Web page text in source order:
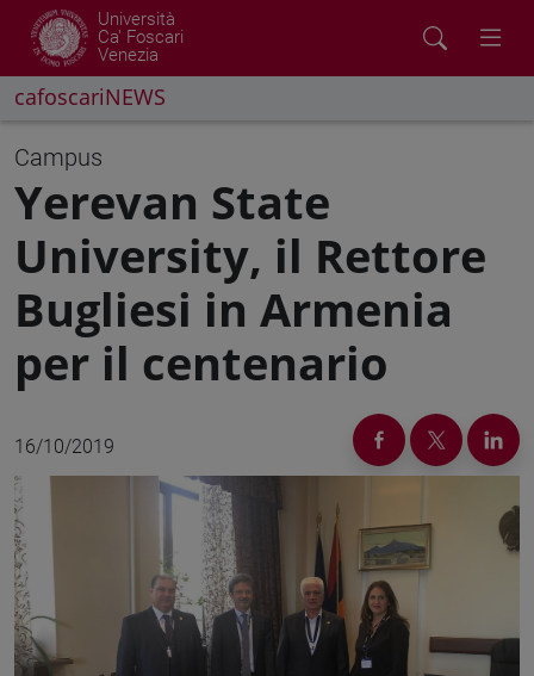
Università
Ca' Foscari
Venezia
cafoscariNEWS
Campus
Yerevan State
University, il Rettore
Bugliesi in Armenia
per il centenario
16/10/2019